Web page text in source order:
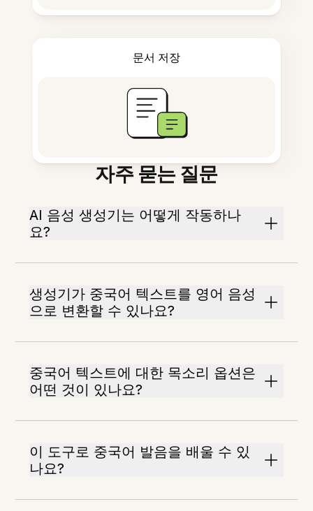
문서 저장
자주 묻는 질문
AI 음성 생성기는 어떻게 작동하나
요?
생성기가 중국어 텍스트를 영어 음성
으로 변환할 수 있나요?
중국어 텍스트에 대한 목소리 옵션은
어떤 것이 있나요?
이 도구로 중국어 발음을 배울 수 있
나요?